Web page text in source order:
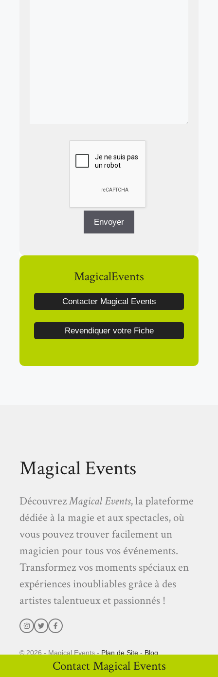
MagicalEvents
Contacter Magical Events
Revendiquer votre Fiche
Magical Events
DécouvrezMagical Events, la plateforme
dédiée à la magie et aux spectacles, où
vous pouvez trouver facilement un
magicien pour tous vos événements.
Transformez vos moments spéciaux en
expériences inoubliables grâce à des
artistes talentueux et passionnés !
© 2026 - Magical Events - Plan de Site - Blog
Contact Magical Events